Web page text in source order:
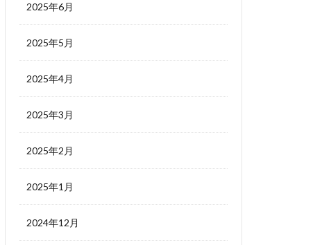
2025年6月
2025年5月
2025年4月
2025年3月
2025年2月
2025年1月
2024年12月